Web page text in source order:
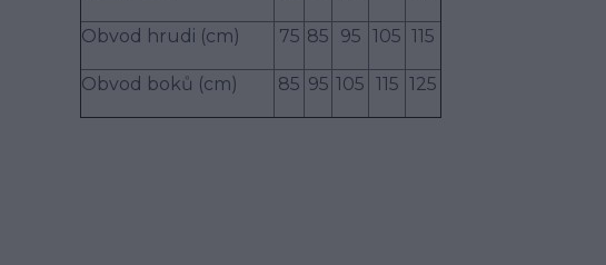
Obvod hrudi (cm) 75 85 95 105 115
Obvod boků (cm) 85 95 105 115 125